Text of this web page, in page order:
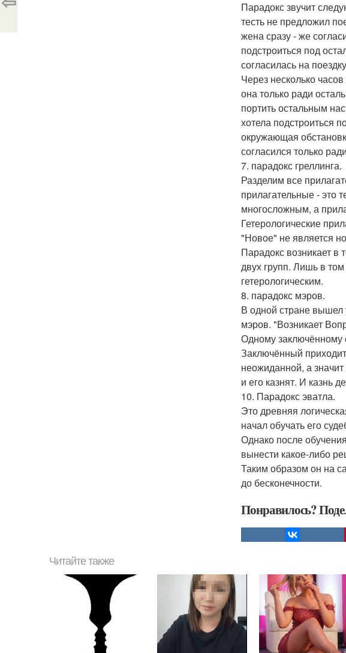
Парадокс звучит
тесть не предложил
жена сразу - же
подстроиться под
согласилась на
Через несколько
она только ради
портить остальным
хотела подстроиться
окружающая
согласился только
7. парадокс греллинга.
Разделим все
прилагательные - это
многосложным, а
Гетерологические
"Новое" не является
Парадокс возникает в
двух групп. Лишь в том
гетерологическим.
8. парадокс мэров.
В одной стране вышел
мэров. "Возникает
Одному заключённому
Заключённый приходит
неожиданной, а
и его казнят. И казнь
10. Парадокс эватла.
Это древняя
начал обучать его
Однако после
вынести какое-либо
Таким образом он на
до бесконечности.
Понравилось?
Читайте также